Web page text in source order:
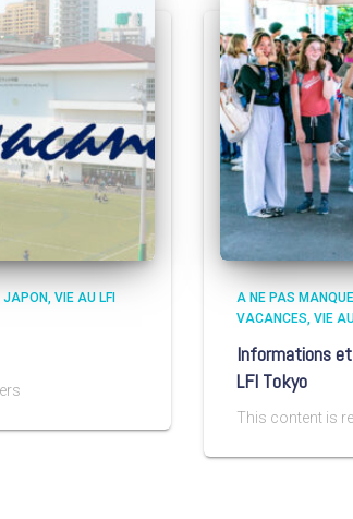
JAPON VIE AU LFI
A NE PAS
VACANCES VIE
Informations
LFI Tokyo
This content is